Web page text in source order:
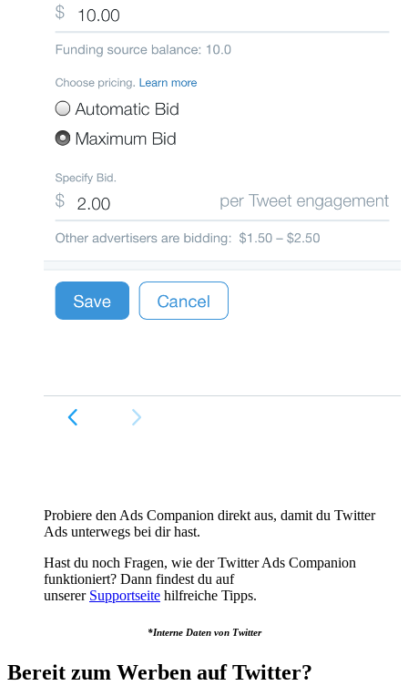
Probiere den Ads Companion direkt aus, damit du Twitter
Ads unterwegs bei dir hast.
Hast du noch Fragen, wie der Twitter Ads Companion
funktioniert? Dann findest du auf
unserer Supportseite hilfreiche Tipps.
*Interne Daten von Twitter
Bereit zum Werben auf Twitter?